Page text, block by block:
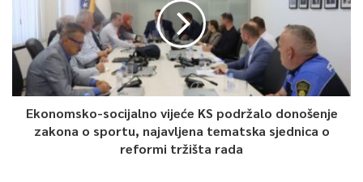
Ekonomsko-socijalno vijeće KS podržalo donošenje
zakona o sportu, najavljena tematska sjednica o
reformi tržišta rada